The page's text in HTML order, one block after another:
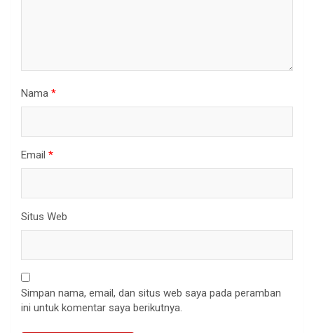
Nama *
Email *
Situs Web
Simpan nama, email, dan situs web saya pada peramban
ini untuk komentar saya berikutnya.